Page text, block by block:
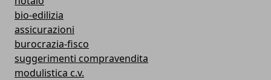
bio-edilizia
assicurazioni
burocrazia-fisco
suggerimenti compravendita
modulistica c.v.